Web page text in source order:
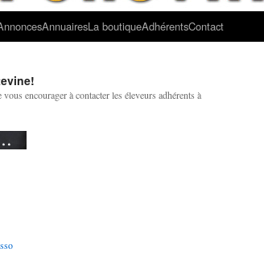
AnnuairesLa boutiqueAdhérentsContact
encourager à contacter les éleveurs adhérents à